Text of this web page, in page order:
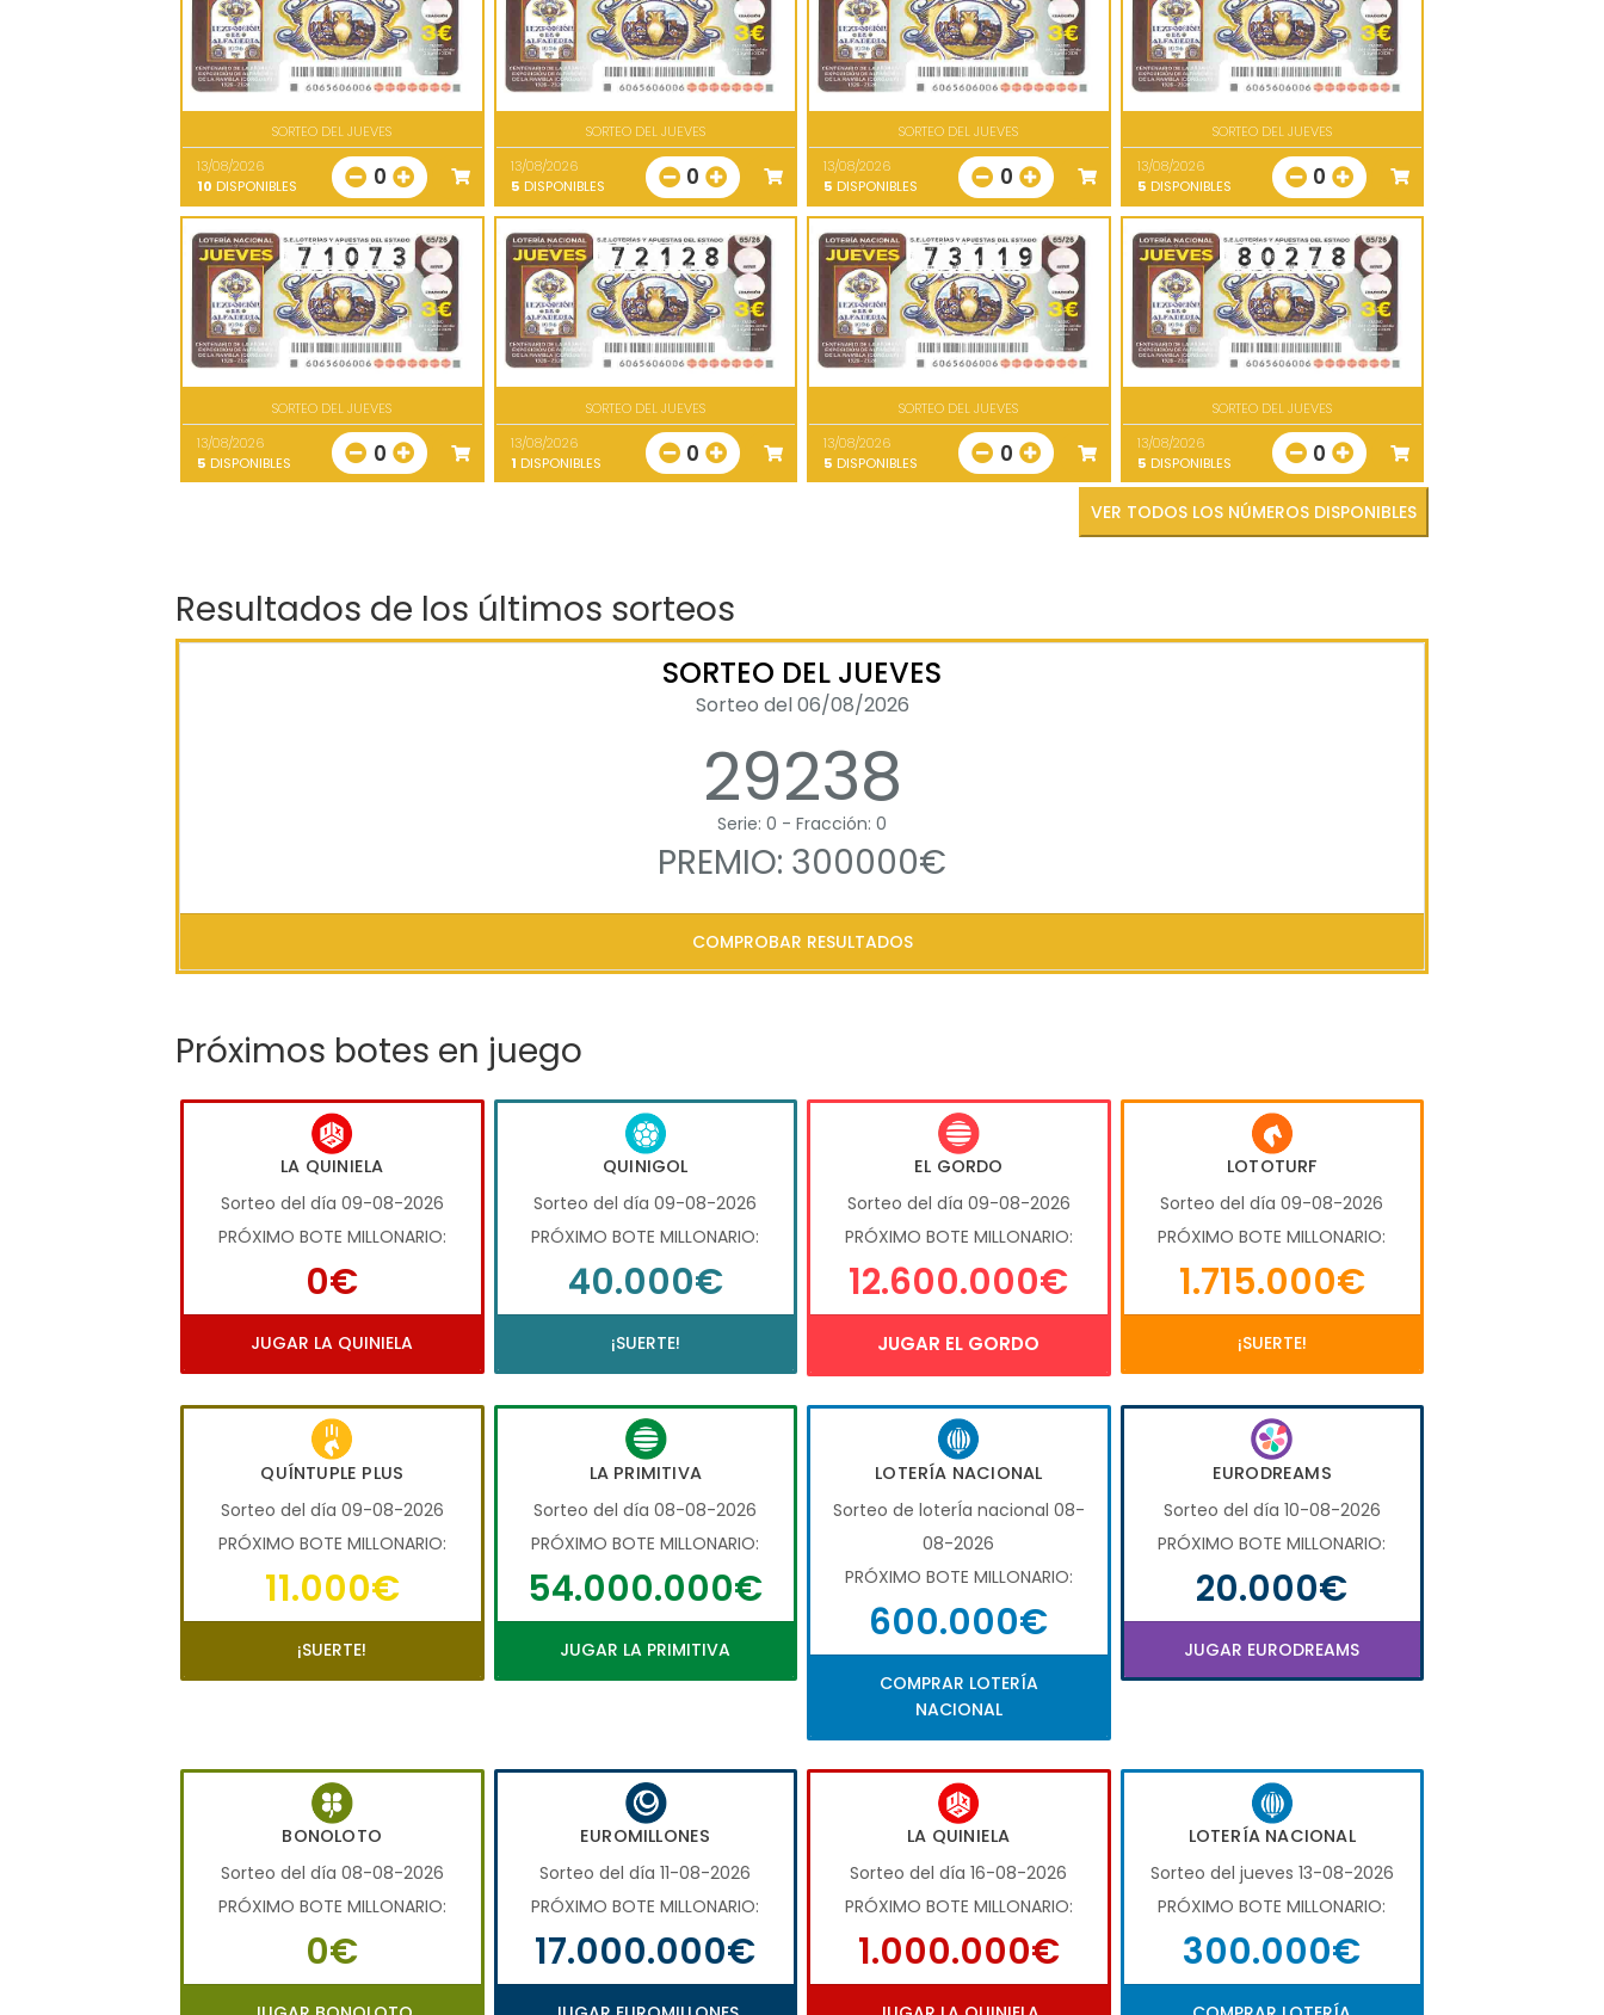
SORTEO DEL JUEVES
13/08/2026
10 DISPONIBLES 0
SORTEO DEL JUEVES
13/08/2026
5 DISPONIBLES 0
SORTEO DEL JUEVES
13/08/2026
5 DISPONIBLES 0
SORTEO DEL JUEVES
13/08/2026
5 DISPONIBLES 0
SORTEO DEL JUEVES
13/08/2026
5 DISPONIBLES 0
SORTEO DEL JUEVES
13/08/2026
1 DISPONIBLES 0
SORTEO DEL JUEVES
13/08/2026
5 DISPONIBLES 0
SORTEO DEL JUEVES
13/08/2026
5 DISPONIBLES 0
VER TODOS LOS NÚMEROS DISPONIBLES
Resultados de los últimos sorteos
SORTEO DEL JUEVES
Sorteo del 06/08/2026
29238
Serie: 0 - Fracción: 0
PREMIO: 300000€
COMPROBAR RESULTADOS
Próximos botes en juego
LA QUINIELA
Sorteo del día 09-08-2026
PRÓXIMO BOTE MILLONARIO:
0€
JUGAR LA QUINIELA
QUINIGOL
Sorteo del día 09-08-2026
PRÓXIMO BOTE MILLONARIO:
40.000€
¡SUERTE!
EL GORDO
Sorteo del día 09-08-2026
PRÓXIMO BOTE MILLONARIO:
12.600.000€
JUGAR EL GORDO
LOTOTURF
Sorteo del día 09-08-2026
PRÓXIMO BOTE MILLONARIO:
1.715.000€
¡SUERTE!
QUÍNTUPLE PLUS
Sorteo del día 09-08-2026
PRÓXIMO BOTE MILLONARIO:
11.000€
¡SUERTE!
LA PRIMITIVA
Sorteo del día 08-08-2026
PRÓXIMO BOTE MILLONARIO:
54.000.000€
JUGAR LA PRIMITIVA
LOTERÍA NACIONAL
Sorteo de loterÍa nacional 08-
08-2026
PRÓXIMO BOTE MILLONARIO:
600.000€
COMPRAR LOTERÍA
NACIONAL
EURODREAMS
Sorteo del día 10-08-2026
PRÓXIMO BOTE MILLONARIO:
20.000€
JUGAR EURODREAMS
BONOLOTO
Sorteo del día 08-08-2026
PRÓXIMO BOTE MILLONARIO:
0€
EUROMILLONES
Sorteo del día 11-08-2026
PRÓXIMO BOTE MILLONARIO:
17.000.000€
LA QUINIELA
Sorteo del día 16-08-2026
PRÓXIMO BOTE MILLONARIO:
1.000.000€
LOTERÍA NACIONAL
Sorteo del jueves 13-08-2026
PRÓXIMO BOTE MILLONARIO:
300.000€